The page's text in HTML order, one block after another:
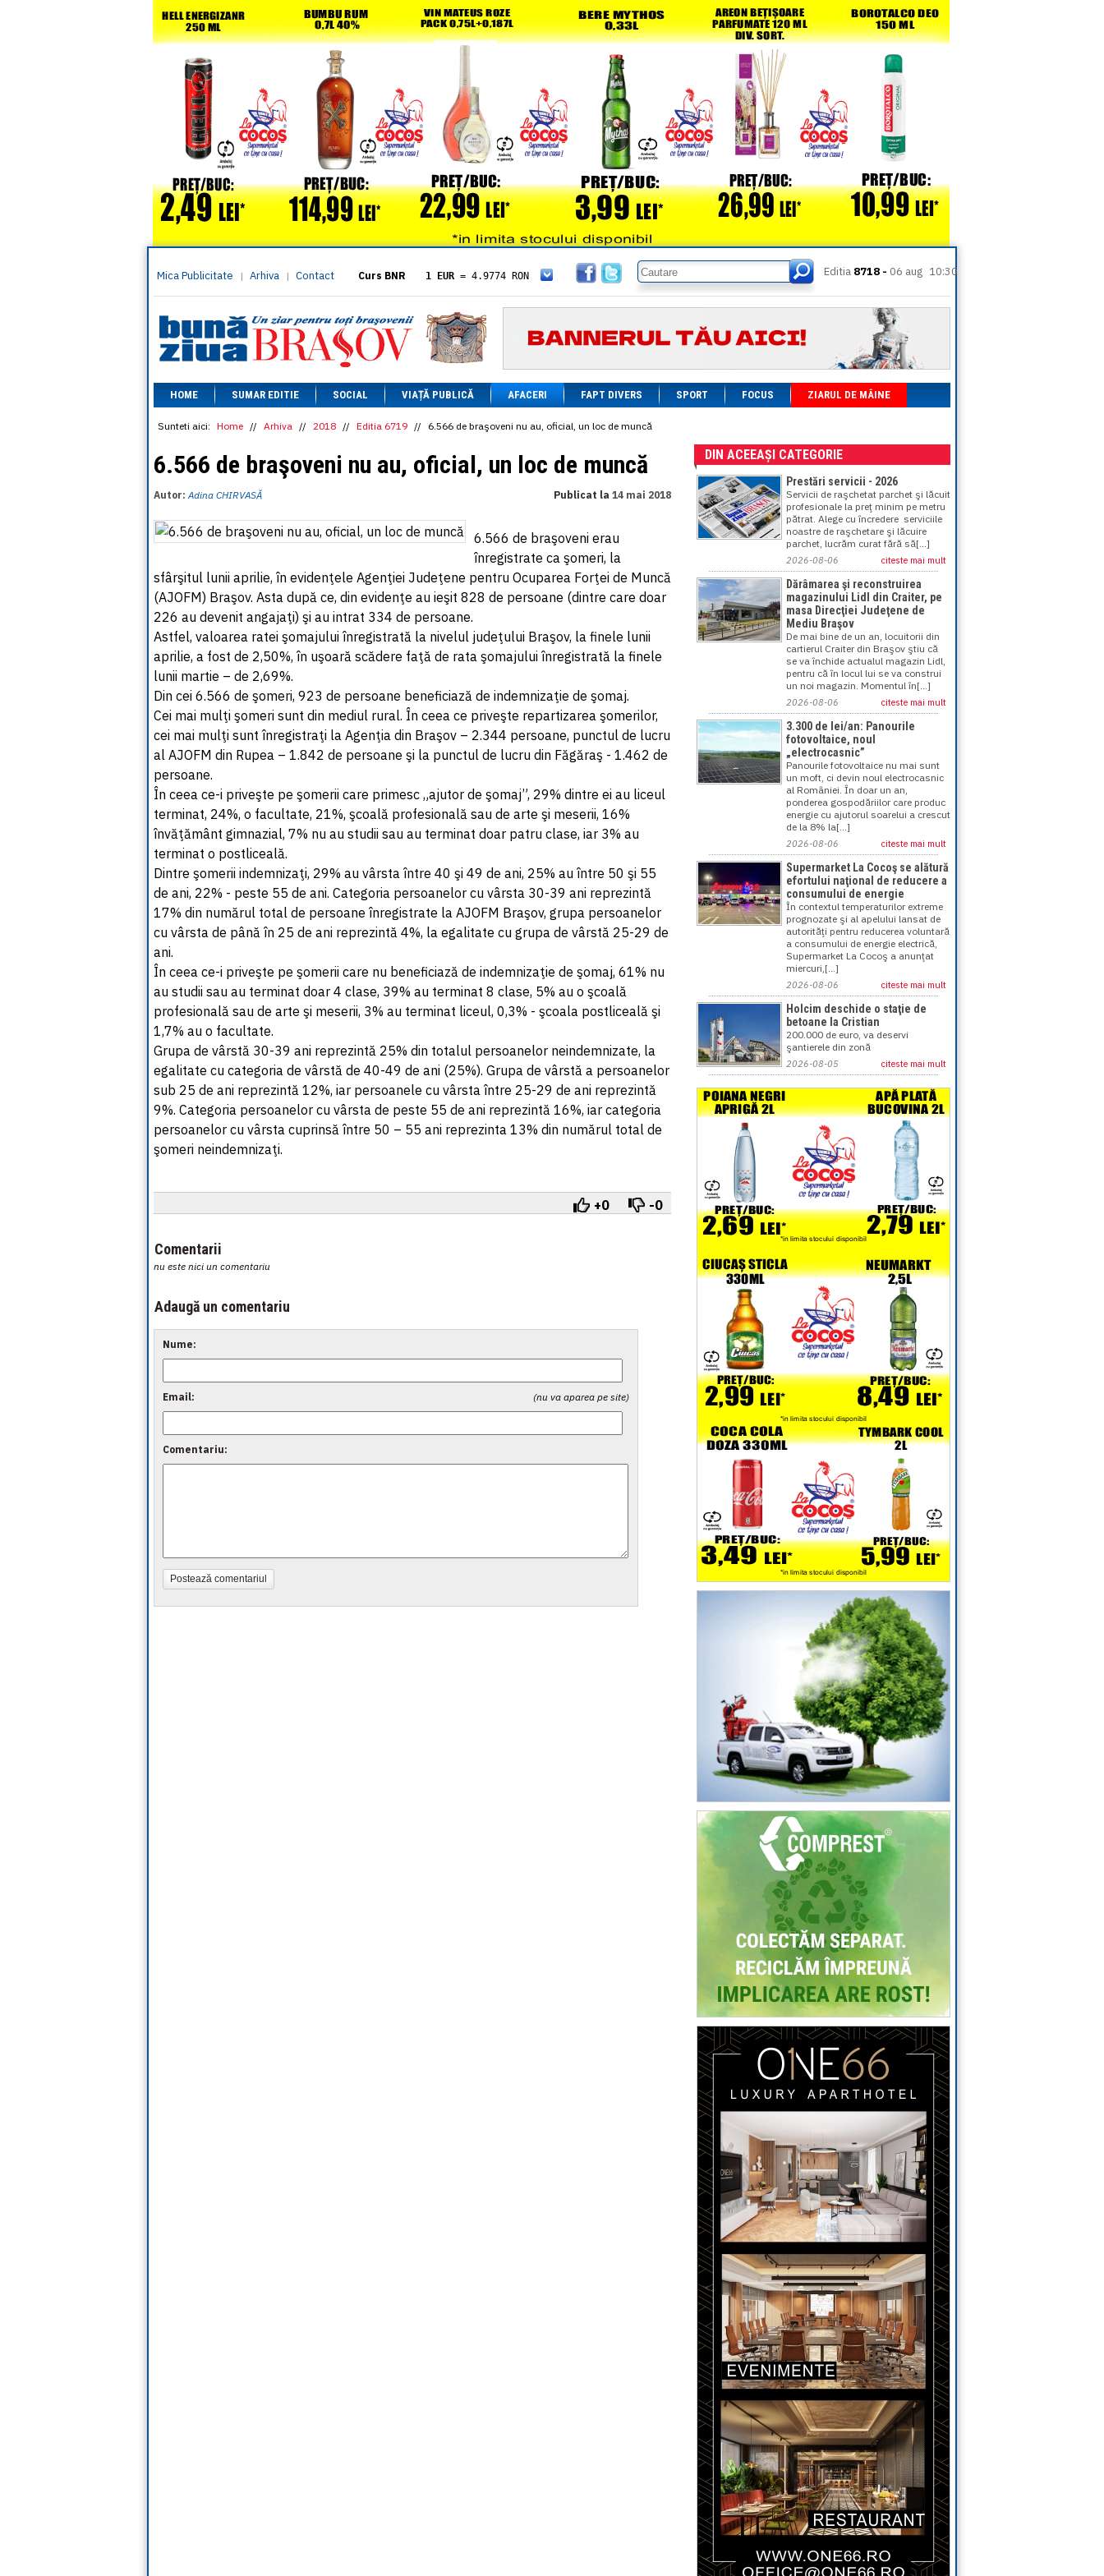
Mica Publicitate | Arhiva | Contact Curs BNR 1 EUR = 4.9774 RON
= 5.8304 RON
1 XAU= 464.4611 RON
1 AED= 1.1933 RON
1 AUD= 2.7957 RON
1 BGN= 2.5449 RON
1 CAD= 3.1559 RON
1 CHF= 5.2813 RON
1 CNY = 0.6015 RON
1 DKK= 0.6668 RON
1 EGP
= 0.0860 RON
1 KRW= 0.3047 RON
1 MDL= 0.2538 RON
= 0.2227 RON
1 NOK
= 0.4191 RON
1 NZD
= 2.6097 RON
1 PLN= 1.1646 RON
1 RSD= 0.0425 RON
1 RUB = 0.0530 RON
= 0.4526 RON
1 TRY= 0.1141 RON
1 XDR
= 5.9383 RON
= 0.2318 RON
Editia 8718 - 06 aug 10:30
HOME SUMAR EDITIE SOCIAL VIAȚĂ PUBLICĂ AFACERI FAPT DIVERS SPORT FOCUS ZIARUL DE MÂINE
Sunteti aici: Home // Arhiva // 2018 // Editia 6719 // 6.566 de braşoveni nu au, oficial, un loc de muncă
6.566 de braşoveni nu au, oficial, un loc de muncă
Autor:Adina CHIRVASĂ Publicat la 14 mai 2018
6.566 de braşoveni erau
înregistrate ca şomeri, la
sfârşitul lunii aprilie, în evidenţele Agenţiei Judeţene pentru Ocuparea Forţei de Muncă
(AJOFM) Braşov. Asta după ce, din evidenţe au ieşit 828 de persoane (dintre care doar
226 au devenit angajaţi) şi au intrat 334 de persoane.
Astfel, valoarea ratei şomajului înregistrată la nivelul judeţului Braşov, la finele lunii
aprilie, a fost de 2,50%, în uşoară scădere faţă de rata şomajului înregistrată la finele
lunii martie – de 2,69%.
Din cei 6.566 de şomeri, 923 de persoane beneficiază de indemnizaţie de şomaj.
Cei mai mulţi şomeri sunt din mediul rural. În ceea ce priveşte repartizarea şomerilor,
cei mai mulţi sunt înregistraţi la Agenţia din Braşov – 2.344 persoane, punctul de lucru
al AJOFM din Rupea – 1.842 de persoane şi la punctul de lucru din Făgăraş - 1.462 de
persoane.
În ceea ce-i priveşte pe şomerii care primesc „ajutor de şomaj”, 29% dintre ei au liceul
terminat, 24%, o facultate, 21%, şcoală profesională sau de arte şi meserii, 16%
învăţământ gimnazial, 7% nu au studii sau au terminat doar patru clase, iar 3% au
terminat o postliceală.
Dintre şomerii indemnizaţi, 29% au vârsta între 40 şi 49 de ani, 25% au între 50 şi 55
de ani, 22% - peste 55 de ani. Categoria persoanelor cu vârsta 30-39 ani reprezintă
17% din numărul total de persoane înregistrate la AJOFM Braşov, grupa persoanelor
cu vârsta de până în 25 de ani reprezintă 4%, la egalitate cu grupa de vârstă 25-29 de
ani.
În ceea ce-i priveşte pe şomerii care nu beneficiază de indemnizaţie de şomaj, 61% nu
au studii sau au terminat doar 4 clase, 39% au terminat 8 clase, 5% au o şcoală
profesională sau de arte şi meserii, 3% au terminat liceul, 0,3% - şcoala postliceală şi
1,7% au o facultate.
Grupa de vârstă 30-39 ani reprezintă 25% din totalul persoanelor neindemnizate, la
egalitate cu categoria de vârstă de 40-49 de ani (25%). Grupa de vârstă a persoanelor
sub 25 de ani reprezintă 12%, iar persoanele cu vârsta între 25-29 de ani reprezintă
9%. Categoria persoanelor cu vârsta de peste 55 de ani reprezintă 16%, iar categoria
persoanelor cu vârsta cuprinsă între 50 – 55 ani reprezinta 13% din numărul total de
şomeri neindemnizaţi.
+0 -0
Comentarii
nu este nici un comentariu
Adaugă un comentariu
Nume:
(nu va aparea pe site)
Email:
Comentariu:
Postează comentariul
DIN ACEEAȘI CATEGORIE
Prestări servicii - 2026
Servicii de raşchetat parchet şi lăcuit
profesionale la preţ minim pe metru
pătrat. Alege cu încredere serviciile
noastre de raşchetare şi lăcuire
parchet, lucrăm curat fără să[...]
2026-08-06 citeste mai mult
Dărâmarea şi reconstruirea
magazinului Lidl din Craiter, pe
masa Direcţiei Judeţene de
Mediu Braşov
De mai bine de un an, locuitorii din
cartierul Craiter din Braşov ştiu că
se va închide actualul magazin Lidl,
pentru că în locul lui se va construi
un noi magazin. Momentul în[...]
2026-08-06 citeste mai mult
3.300 de lei/an: Panourile
fotovoltaice, noul
„electrocasnic”
Panourile fotovoltaice nu mai sunt
un moft, ci devin noul electrocasnic
al României. În doar un an,
ponderea gospodăriilor care produc
energie cu ajutorul soarelui a crescut
de la 8% la[...]
2026-08-06 citeste mai mult
Supermarket La Cocoş se alătură
efortului naţional de reducere a
consumului de energie
În contextul temperaturilor extreme
prognozate şi al apelului lansat de
autorităţi pentru reducerea voluntară
a consumului de energie electrică,
Supermarket La Cocoş a anunţat
miercuri,[...]
2026-08-06 citeste mai mult
Holcim deschide o staţie de
betoane la Cristian
200.000 de euro, va deservi
şantierele din zonă
2026-08-05 citeste mai mult